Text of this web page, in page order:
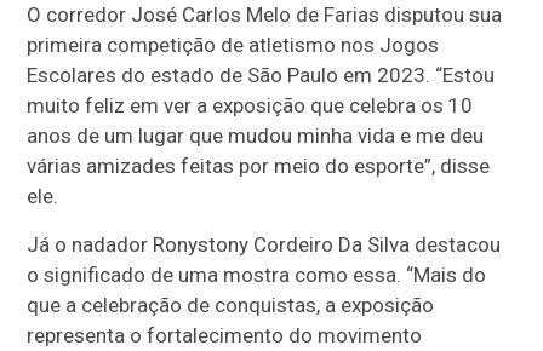
O corredor José Carlos Melo de Farias disputou sua
primeira competição de atletismo nos Jogos
Escolares do estado de São Paulo em 2023. “Estou
muito feliz em ver a exposição que celebra os 10
anos de um lugar que mudou minha vida e me deu
várias amizades feitas por meio do esporte”, disse
ele.
Já o nadador Ronystony Cordeiro Da Silva destacou
o significado de uma mostra como essa. “Mais do
que a celebração de conquistas, a exposição
representa o fortalecimento do movimento